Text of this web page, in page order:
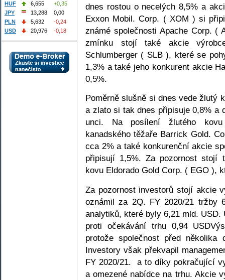
dnes rostou o necelých 8,5% a
Exxon Mobil. Corp. ( XOM ) si
známé společnosti Apache Corp.
zmínku stojí také akcie
Schlumberger ( SLB ), které se
1,3% a také jeho konkurent akcie
0,5%.
Poměrně slušně si dnes vede žlutý
a zlato si tak dnes připisuje 0,8% a
unci. Na posílení žlutého
kanadského těžaře Barrick Gold.
cca 2% a také konkurenční akcie
připisují 1,5%. Za pozornost stojí
kovu Eldorado Gold Corp. ( EGO ),
Za pozornost investorů stojí akcie
oznámil za 2Q. FY 2020/21 tržby
analytiků, které byly 6,21 mld.
proti očekávání trhu 0,94
protože společnost před několika
Investory však překvapil
FY 2020/21. a to díky pokračující
a omezené nabídce na trhu. Akcie
HUF
6,655
+0,35
JPY
13,288
0,00
PLN
5,632
-0,24
USD
20,976 -0,18